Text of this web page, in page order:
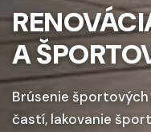
A
Brúsenie
častí, lakovanie